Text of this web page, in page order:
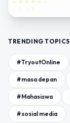
TRENDING TOPICS
#TryoutOnline
#masa depan
#Mahasiswa
#sosial media